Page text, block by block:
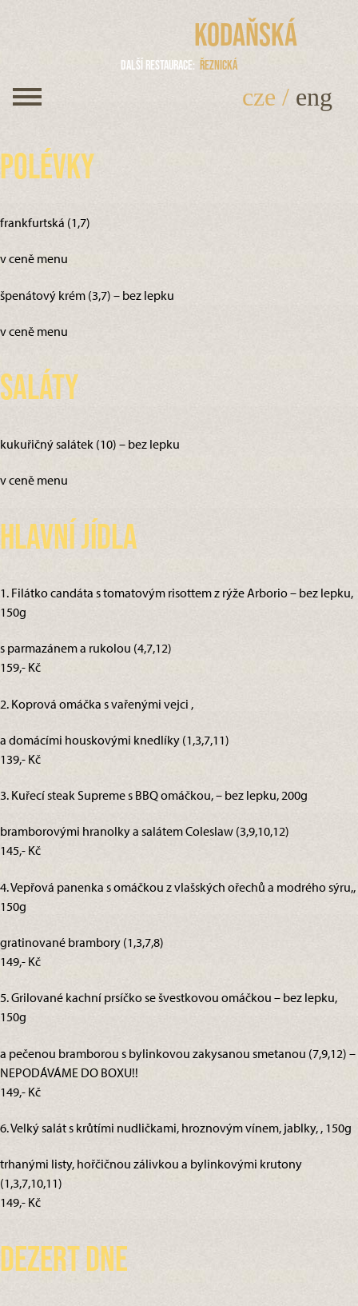
Kodaňská
Další restaurace Řeznická
cze / eng
Polévky
frankfurtská (1,7)
v ceně menu
špenátový krém (3,7) – bez lepku
v ceně menu
Saláty
kukuřičný salátek (10) – bez lepku
v ceně menu
Hlavní jídla
1. Filátko candáta s tomatovým risottem z rýže Arborio – bez lepku,
150g
s parmazánem a rukolou (4,7,12)
159,- Kč
2. Koprová omáčka s vařenými vejci ,
a domácími houskovými knedlíky (1,3,7,11)
139,- Kč
3. Kuřecí steak Supreme s BBQ omáčkou, – bez lepku, 200g
bramborovými hranolky a salátem Coleslaw (3,9,10,12)
145,- Kč
4. Vepřová panenka s omáčkou z vlašských ořechů a modrého sýru,,
150g
gratinované brambory (1,3,7,8)
149,- Kč
5. Grilované kachní prsíčko se švestkovou omáčkou – bez lepku,
150g
a pečenou bramborou s bylinkovou zakysanou smetanou (7,9,12) –
NEPODÁVÁME DO BOXU!!
149,- Kč
6. Velký salát s krůtími nudličkami, hroznovým vínem, jablky, , 150g
trhanými listy, hořčičnou zálivkou a bylinkovými krutony
(1,3,7,10,11)
149,- Kč
Dezert dne